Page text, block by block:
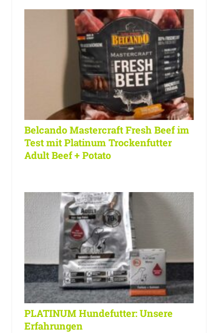
Belcando Mastercraft Fresh Beef im
Test mit Platinum Trockenfutter
Adult Beef + Potato
PLATINUM Hundefutter: Unsere
Erfahrungen